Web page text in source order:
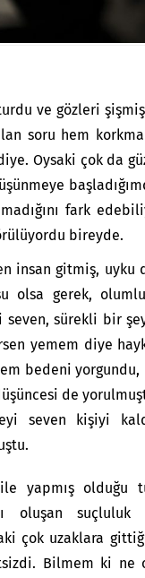
ve gözleri
soru hem
Oysaki çok da
fark
bireyde.
insan gitmiş, uyku
olsa gerek,
seven, sürekli bir
yemem diye
bedeni yorgundu,
de
seven kişiyi
yapmış
oluşan
çok uzaklara
Bilmem ki ne